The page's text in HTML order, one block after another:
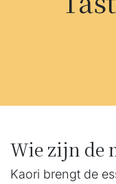
Wie zijn de
Kaori brengt de